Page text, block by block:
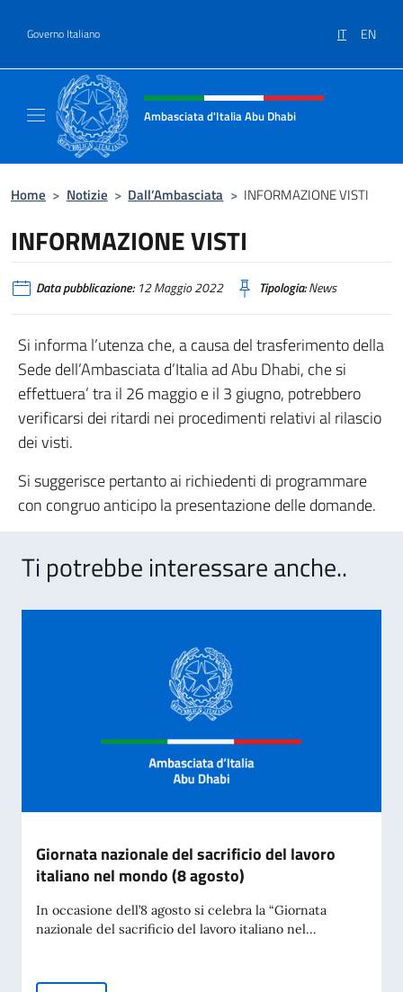
Governo Italiano IT EN
Intestazione sito, social e menù
Ambasciata d'Italia Abu Dhabi
Home > Notizie > Dall’Ambasciata > INFORMAZIONE VISTI
INFORMAZIONE VISTI
Data pubblicazione:12 Maggio 2022 Tipologia:News
Si informa l’utenza che, a causa del trasferimento della
Sede dell’Ambasciata d’Italia ad Abu Dhabi, che si
effettuera’ tra il 26 maggio e il 3 giugno, potrebbero
verificarsi dei ritardi nei procedimenti relativi al rilascio
dei visti.
Si suggerisce pertanto ai richiedenti di programmare
con congruo anticipo la presentazione delle domande.
Ti potrebbe interessare anche..
Giornata nazionale del sacrificio del lavoro
italiano nel mondo (8 agosto)
In occasione dell’8 agosto si celebra la “Giornata
nazionale del sacrificio del lavoro italiano nel...